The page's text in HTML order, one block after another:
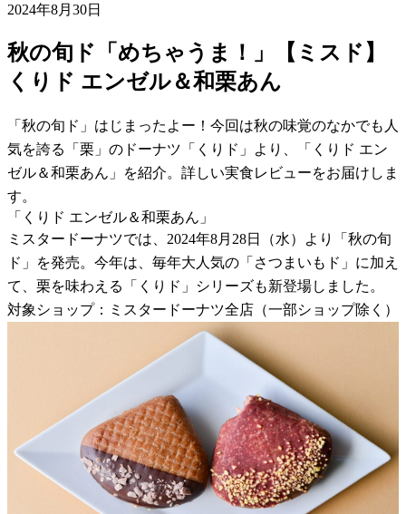
2024年8月30日
秋の旬ド「めちゃうま！」【ミスド】
くりド エンゼル＆和栗あん
「秋の旬ド」はじまったよー！今回は秋の味覚のなかでも人
気を誇る「栗」のドーナツ「くりド」より、「くりド エン
ゼル＆和栗あん」を紹介。詳しい実食レビューをお届けしま
す。
「くりド エンゼル＆和栗あん」
ミスタードーナツでは、2024年8月28日（水）より「秋の旬
ド」を発売。今年は、毎年大人気の「さつまいもド」に加え
て、栗を味わえる「くりド」シリーズも新登場しました。
対象ショップ：ミスタードーナツ全店（一部ショップ除く）